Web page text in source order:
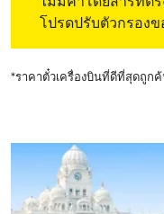
โปรดปรับตัวกรอง
*ราคาตั๋วเครื่องบินที่ดีที่สุดถูก